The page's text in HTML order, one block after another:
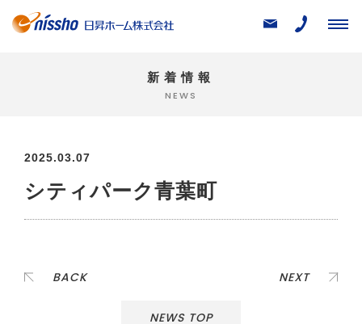
新着情報
NEWS
2025.03.07
シティパーク青葉町
BACK
NEWS TOP
NEXT